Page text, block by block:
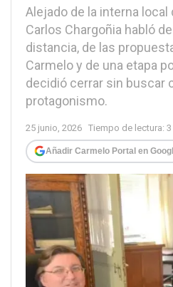
Alejado de la interna local
Carlos Chargoñia habló
distancia, de las
Carmelo y de una etapa
decidió cerrar sin buscar
protagonismo.
25 junio, 2026 Tiempo de lectura:
Añadir Carmelo Portal en